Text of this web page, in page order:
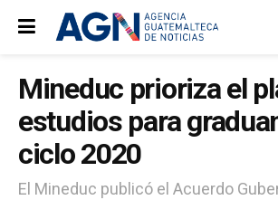
Mineduc prioriza el
estudios para
ciclo 2020
El Mineduc publicó el Acuerdo